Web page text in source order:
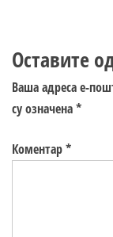
Оставите
Ваша адреса е-
су означена*
Коментар*